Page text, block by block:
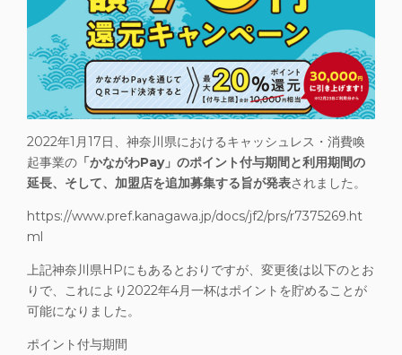
2022年1月17日、神奈川県におけるキャッシュレス・消費喚
起事業の 「かながわPay」のポイント付与期間と利用期間の
延長、そして、加盟店を追加募集する旨が発表されました。
https://www.pref.kanagawa.jp/docs/jf2/prs/r7375269.ht
ml
上記神奈川県HPにもあるとおりですが、変更後は以下のとお
りで、これにより2022年4月一杯はポイントを貯めることが
可能になりました。
ポイント付与期間